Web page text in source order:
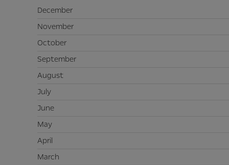
December
November
October
September
August
July
June
May
April
March